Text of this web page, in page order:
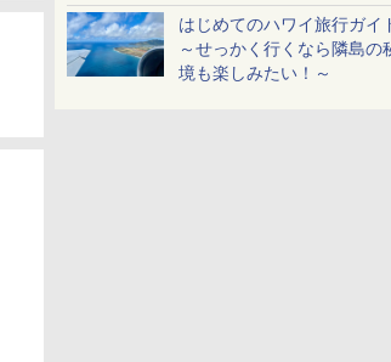
ホとマイナカードのみ
はじめてのハワイ旅行ガイ
～せっかく行くなら隣島の
境も楽しみたい！～